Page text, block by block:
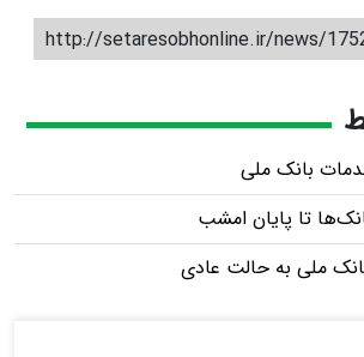
http://setaresobhonline.ir/news/
بانک ملی
تا پایان امشب
ملی به حالت عادی